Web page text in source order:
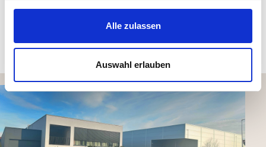
Alle zulassen
Auswahl erlauben
Kundenbewertungen (0)